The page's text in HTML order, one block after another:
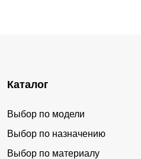
Каталог
Выбор по модели
Выбор по назначению
Выбор по материалу